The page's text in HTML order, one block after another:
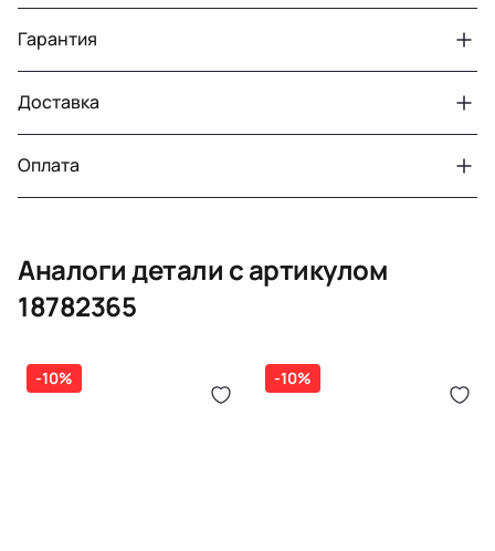
Авто
MercedesBenz E W212
Год
2010
Тег
Мерседес Бенс Е
Гарантия
Двигатели с навесным или без навесного
оборудования
30 дней
Датчик давления топлива, насос
топлива, ТНВД (бензин, дизель), форсунка
бензиновая (дизельная) механическая
(электрическая), инжектор
дозатор-распределитель топлива
14 дней
Доставка
Оплата
Оплата онлайн
Карта рассрочки онлайн
Аналоги детали с артикулом
18782365
-10% -10%